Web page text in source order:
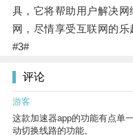
具，它将帮助用户解决
网，尽情享受互联网的乐
#3#
评论
游客
这款加速器app的功能有点单
动切换线路的功能。